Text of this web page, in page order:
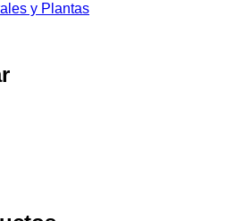
y Plantas